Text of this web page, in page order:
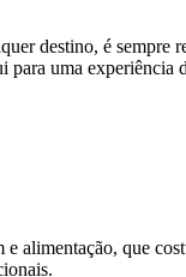
destino, é sempre
para uma experiência
alimentação, que